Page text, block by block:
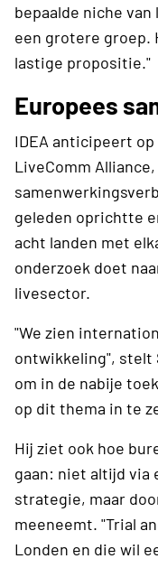
bepaalde niche
een grotere groep.
lastige propositie."
Europees
IDEA anticipeert
LiveComm
geleden oprichtte
acht landen met
onderzoek doet
livesector.
"We zien
ontwikkeling", stelt
om in de nabije
op dit thema in te
Hij ziet ook hoe
gaan: niet altijd via
strategie, maar
meeneemt. "Trial
Londen en die wil